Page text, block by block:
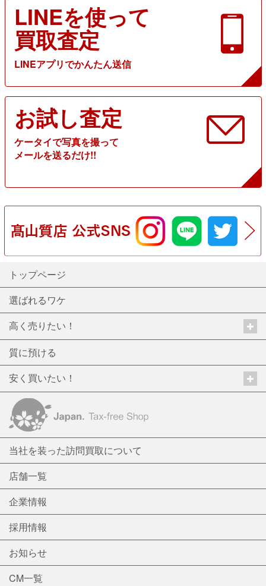
LINEを使って
買取査定
LINEアプリでかんたん送信
お試し査定
ケータイで写真を撮って
メールを送るだけ!!
トップページ
選ばれるワケ
高く売りたい！
質に預ける
安く買いたい！
当社を装った訪問買取について
店舗一覧
企業情報
採用情報
お知らせ
CM一覧